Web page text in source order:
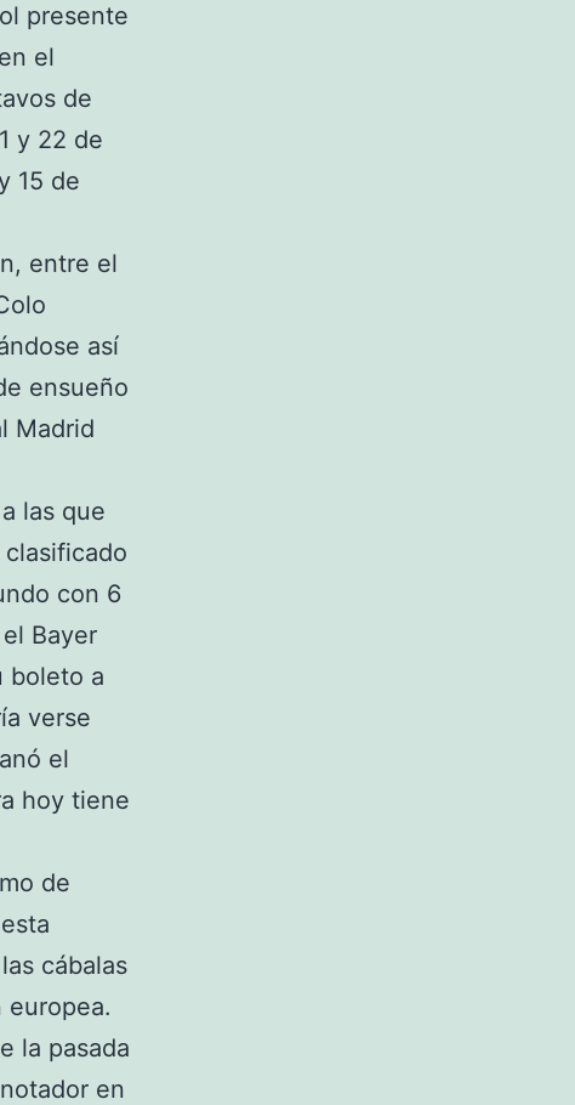
presente
el
de
y 22 de
15 de
entre el
así
ensueño
Madrid
las que
con 6
Bayer
boleto a
verse
el
hoy tiene
de
cábalas
europea.
la pasada
en